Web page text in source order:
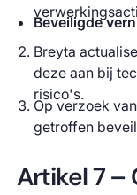
Beveiligde
Breyta
deze aan bij
risico's.
Op verzoek
getroffen
Artikel 7 –